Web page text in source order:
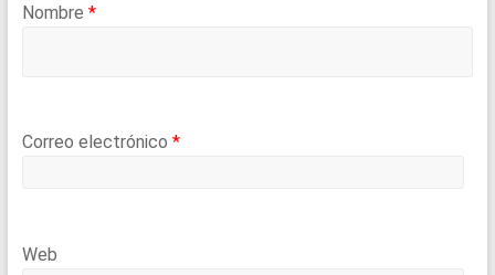
Nombre *
Correo electrónico *
Web